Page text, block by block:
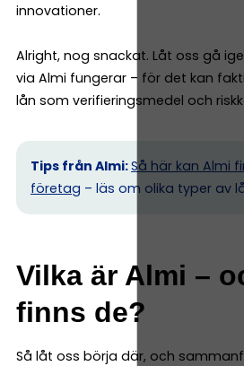
innovationer.
Alright, nog snackat. Låt oss gå
via Almi fungerar – för det kan
lån som verifieringsmedel och
Tips från Almi:Så här kan Almi
företag – läs om olika typer av
Vilka är Almi –
finns de?
Så låt oss börja där, och